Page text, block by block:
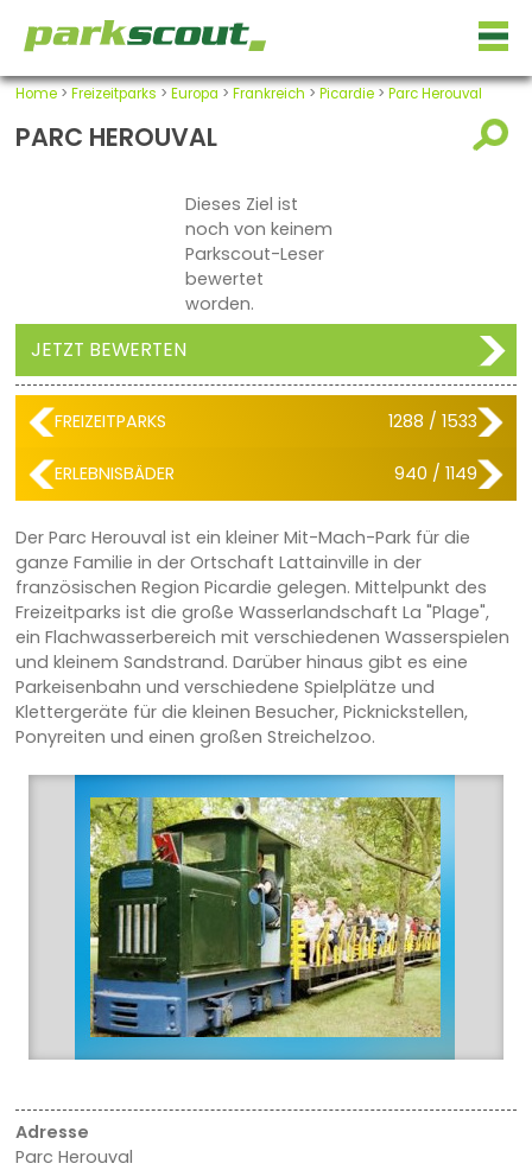
Home> Freizeitparks > Europa > Frankreich > Picardie> Parc Herouval
PARC HEROUVAL
Dieses Ziel ist
noch von keinem
Parkscout-Leser
bewertet
worden.
JETZT BEWERTEN
FREIZEITPARKS 1288 / 1533
ERLEBNISBÄDER 940 / 1149
Der Parc Herouval ist ein kleiner Mit-Mach-Park für die
ganze Familie in der Ortschaft Lattainville in der
französischen Region Picardie gelegen. Mittelpunkt des
Freizeitparks ist die große Wasserlandschaft La "Plage",
ein Flachwasserbereich mit verschiedenen Wasserspielen
und kleinem Sandstrand. Darüber hinaus gibt es eine
Parkeisenbahn und verschiedene Spielplätze und
Klettergeräte für die kleinen Besucher, Picknickstellen,
Ponyreiten und einen großen Streichelzoo.
Adresse
Parc Herouval